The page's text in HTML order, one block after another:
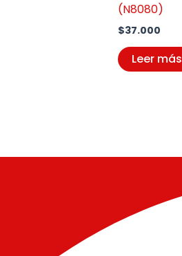
(N8080)
$37.000
Leer más